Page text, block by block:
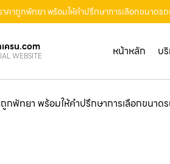
าคาถูกพัทยา พร้อมให้คำปรึกษาการเลือกขนาด
เครน.com
WEBSITE หน้าหลัก บ
กพัทยา พร้อมให้คำปรึกษาการเลือกขนา